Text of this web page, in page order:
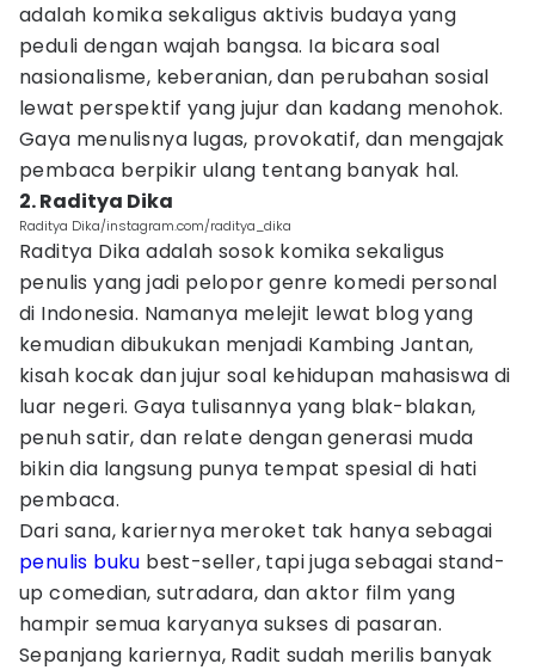
adalah komika sekaligus aktivis budaya yang
peduli dengan wajah bangsa. Ia bicara soal
nasionalisme, keberanian, dan perubahan sosial
lewat perspektif yang jujur dan kadang menohok.
Gaya menulisnya lugas, provokatif, dan mengajak
pembaca berpikir ulang tentang banyak hal.
2. Raditya Dika
Raditya Dika/instagram.com/raditya_dika
Raditya Dika adalah sosok komika sekaligus
penulis yang jadi pelopor genre komedi personal
di Indonesia. Namanya melejit lewat blog yang
kemudian dibukukan menjadi Kambing Jantan,
kisah kocak dan jujur soal kehidupan mahasiswa di
luar negeri. Gaya tulisannya yang blak-blakan,
penuh satir, dan relate dengan generasi muda
bikin dia langsung punya tempat spesial di hati
pembaca.
Dari sana, kariernya meroket tak hanya sebagai
penulis buku best-seller, tapi juga sebagai stand-
up comedian, sutradara, dan aktor film yang
hampir semua karyanya sukses di pasaran.
Sepanjang kariernya, Radit sudah merilis banyak